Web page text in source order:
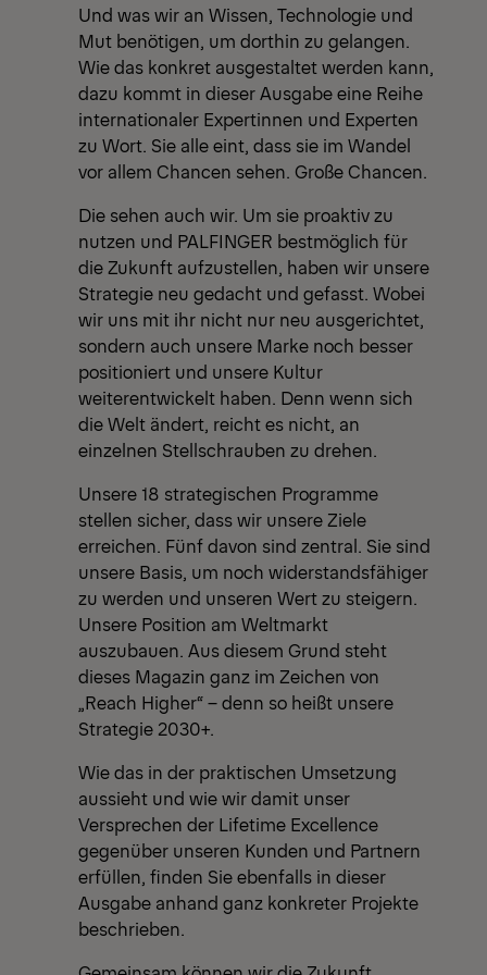
Und was wir an Wissen, Technologie und
Mut benötigen, um dorthin zu gelangen.
Wie das konkret ausgestaltet werden kann,
dazu kommt in dieser Ausgabe eine Reihe
internationaler Expertinnen und Experten
zu Wort. Sie alle eint, dass sie im Wandel
vor allem Chancen sehen. Große Chancen.
Die sehen auch wir. Um sie proaktiv zu
nutzen und PALFINGER bestmöglich für
die Zukunft aufzustellen, haben wir unsere
Strategie neu gedacht und gefasst. Wobei
wir uns mit ihr nicht nur neu ausgerichtet,
sondern auch unsere Marke noch besser
positioniert und unsere Kultur
weiterentwickelt haben. Denn wenn sich
die Welt ändert, reicht es nicht, an
einzelnen Stellschrauben zu drehen.
Unsere 18 strategischen Programme
stellen sicher, dass wir unsere Ziele
erreichen. Fünf davon sind zentral. Sie sind
unsere Basis, um noch widerstandsfähiger
zu werden und unseren Wert zu steigern.
Unsere Position am Weltmarkt
auszubauen. Aus diesem Grund steht
dieses Magazin ganz im Zeichen von
„Reach Higher“ – denn so heißt unsere
Strategie 2030+.
Wie das in der praktischen Umsetzung
aussieht und wie wir damit unser
Versprechen der Lifetime Excellence
gegenüber unseren Kunden und Partnern
erfüllen, finden Sie ebenfalls in dieser
Ausgabe anhand ganz konkreter Projekte
beschrieben.